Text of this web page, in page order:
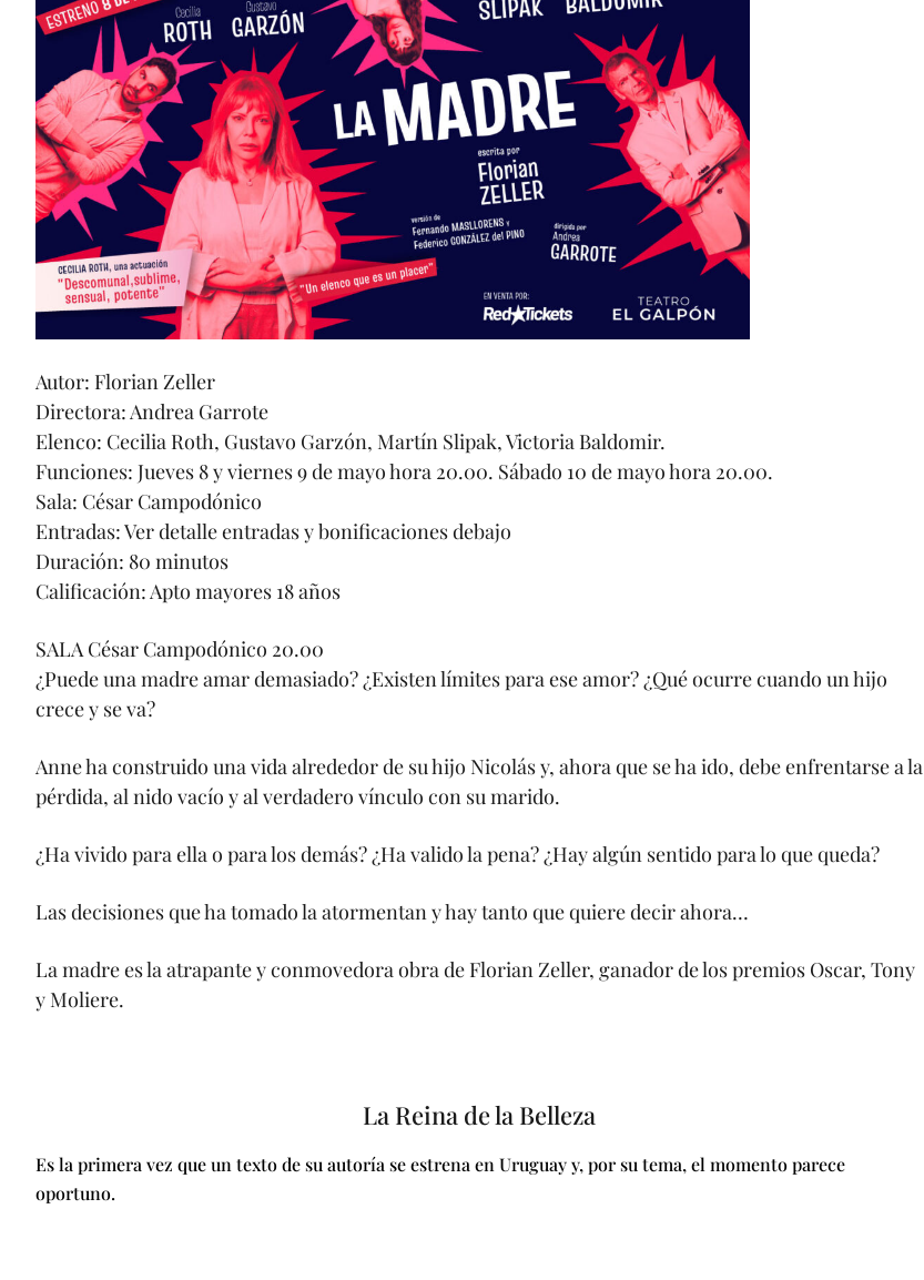
Autor: Florian Zeller
Directora: Andrea Garrote
Elenco: Cecilia Roth, Gustavo Garzón, Martín Slipak, Victoria Baldomir.
Funciones: Jueves 8 y viernes 9 de mayo hora 20.00. Sábado 10 de mayo hora 20.00.
Sala: César Campodónico
Entradas: Ver detalle entradas y bonificaciones debajo
Duración: 80 minutos
Calificación: Apto mayores 18 años
SALA César Campodónico 20.00
¿Puede una madre amar demasiado? ¿Existen límites para ese amor? ¿Qué ocurre cuando un hijo
crece y se va?
Anne ha construido una vida alrededor de su hijo Nicolás y, ahora que se ha ido, debe enfrentarse a la
pérdida, al nido vacío y al verdadero vínculo con su marido.
¿Ha vivido para ella o para los demás? ¿Ha valido la pena? ¿Hay algún sentido para lo que queda?
Las decisiones que ha tomado la atormentan y hay tanto que quiere decir ahora…
La madre es la atrapante y conmovedora obra de Florian Zeller, ganador de los premios Oscar, Tony
y Moliere.
La Reina de la Belleza
Es la primera vez que un texto de su autoría se estrena en Uruguay y, por su tema, el momento parece
oportuno.